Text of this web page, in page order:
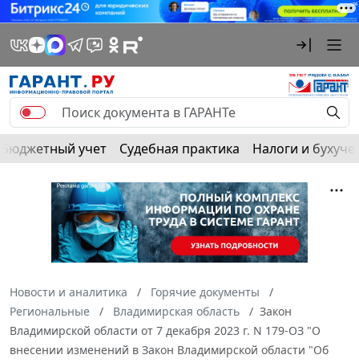
Бюджетный учет Судебная практика Налоги и
Новости и аналитика
Горячие документы
Региональные
Владимирская область
Закон
Владимирской области от 7 декабря 2023 г. N 179-ОЗ "О
внесении изменений в Закон Владимирской области "Об